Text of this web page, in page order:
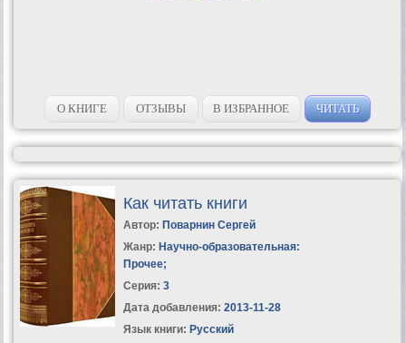
О КНИГЕ ОТЗЫВЫ В ИЗБРАННОЕ ЧИТАТЬ
Как читать книги
Автор: Поварнин Сергей
Жанр: Научно-образовательная:
Прочее;
Серия: 3
Дата добавления: 2013-11-28
Язык книги: Русский